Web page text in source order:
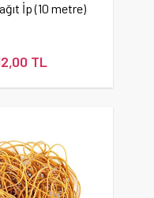
İp (10 metre)
TL